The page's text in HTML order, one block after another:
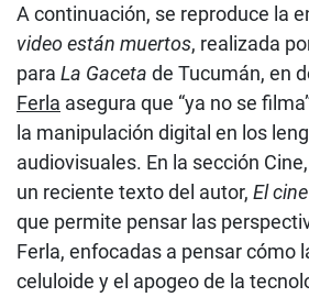
A continuación, se reproduce la
video están muertos, realizada
para La Gaceta de Tucumán, en
Ferla asegura que “ya no se
la manipulación digital en los
audiovisuales. En la sección
un reciente texto del autor, El
que permite pensar las
Ferla, enfocadas a pensar cómo
celuloide y el apogeo de la